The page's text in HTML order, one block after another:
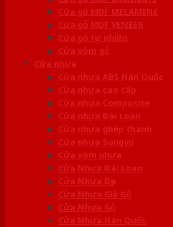
Cửa gỗ MDF MELAMINE
Cửa gỗ MDF VENEER
Cửa gỗ tự nhiên
Cửa vòm gỗ
Cửa nhựa
Cửa nhựa ABS Hàn Quốc
Cửa nhựa cao cấp
Cửa nhựa Composite
Cửa nhựa Đài Loan
Cửa nhựa ghép thanh
Cửa nhựa Sungyu
Cửa vòm nhựa
Cửa Nhựa Đài Loan
Cửa Nhựa Đẹp
Cửa Nhựa Giả Gỗ
Cửa Nhựa Gỗ
Cửa Nhựa Hàn Quốc